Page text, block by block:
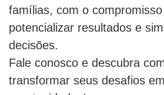
famílias, com o
potencializar resultados e
decisões.
Fale conosco e descubra
transformar seus desafios em